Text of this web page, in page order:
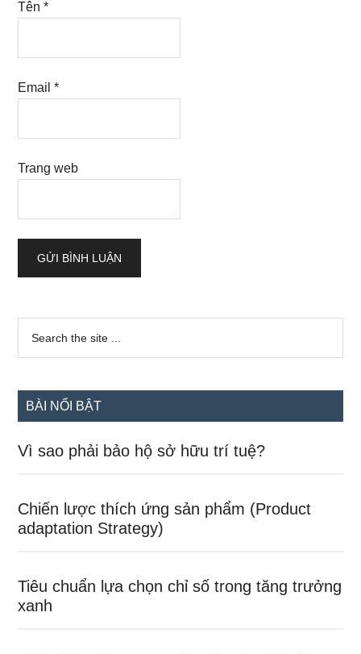
Tên*
Email*
Trang web
Sidebar
chính
...
BÀI NỔI BẬT
Vì sao phải bảo hộ sở hữu trí tuệ?
Chiến lược thích ứng sản phẩm (Product
adaptation Strategy)
Tiêu chuẩn lựa chọn chỉ số trong tăng trưởng
xanh